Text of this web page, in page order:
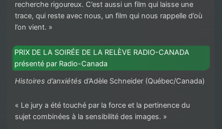
recherche rigoureux. C’est aussi un film qui laisse une
trace, qui reste avec nous, un film qui nous rappelle d’où
l’on vient. »
PRIX DE LA SOIRÉE DE LA RELÈVE RADIO-CANADA
présenté par Radio-Canada
Histoires d’anxiétés d’Adèle Schneider (Québec/Canada)
« Le jury a été touché par la force et la pertinence du
sujet combinées à la sensibilité des images. »